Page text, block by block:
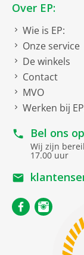
Over EP:
Wie is EP:
Onze service
De winkels
Contact
MVO
Werken bij
Bel ons op
Wij zijn
17.00 uur